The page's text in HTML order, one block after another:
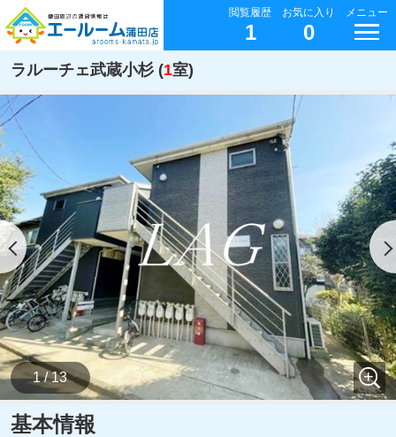
閲覧履歴
1
お気に入り
0
メニュー
ラルーチェ武蔵小杉 (1室)
1 / 13
基本情報